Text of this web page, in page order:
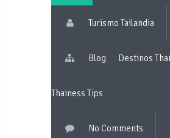
Turismo Tailandia
Blog Destinos Thai
Thainess Tips
No Comments